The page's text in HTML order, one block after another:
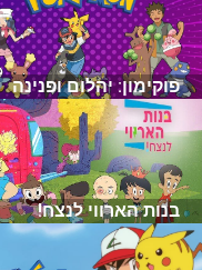
פוקימון: יהלום ופנינה
בנות הארווי לנצח!